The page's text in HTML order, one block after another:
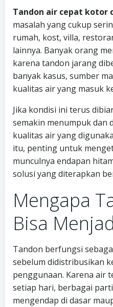
Tandon air cepat kotor
masalah yang cukup
rumah, kost, villa,
lainnya. Banyak orang
karena tandon jarang
banyak kasus, sumber
kualitas air yang masuk
Jika kondisi ini terus
semakin menumpuk dan
kualitas air yang
itu, penting untuk
munculnya endapan
solusi yang diterapkan
Mengapa
Bisa
Tandon berfungsi
sebelum didistribusikan
penggunaan. Karena air
setiap hari, berbagai
mengendap di dasar